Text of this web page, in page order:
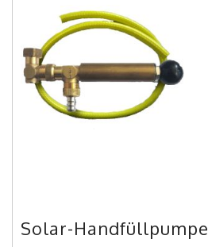
Solar-Handfüllpumpe